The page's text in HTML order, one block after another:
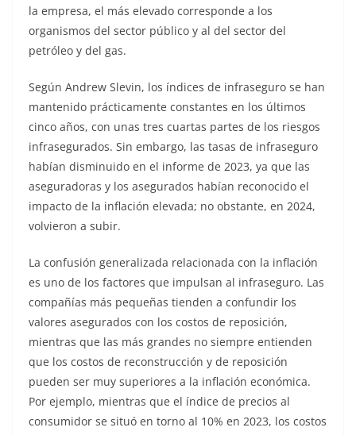
la empresa, el más elevado corresponde a los
organismos del sector público y al del sector del
petróleo y del gas.
Según Andrew Slevin, los índices de infraseguro se han
mantenido prácticamente constantes en los últimos
cinco años, con unas tres cuartas partes de los riesgos
infrasegurados. Sin embargo, las tasas de infraseguro
habían disminuido en el informe de 2023, ya que las
aseguradoras y los asegurados habían reconocido el
impacto de la inflación elevada; no obstante, en 2024,
volvieron a subir.
La confusión generalizada relacionada con la inflación
es uno de los factores que impulsan al infraseguro. Las
compañías más pequeñas tienden a confundir los
valores asegurados con los costos de reposición,
mientras que las más grandes no siempre entienden
que los costos de reconstrucción y de reposición
pueden ser muy superiores a la inflación económica.
Por ejemplo, mientras que el índice de precios al
consumidor se situó en torno al 10% en 2023, los costos